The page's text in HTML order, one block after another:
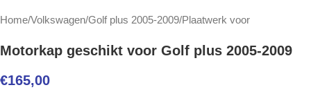
Home/Volkswagen/Golf plus 2005-2009/Plaatwerk voor
Motorkap geschikt voor Golf plus 2005-2009
€165,00